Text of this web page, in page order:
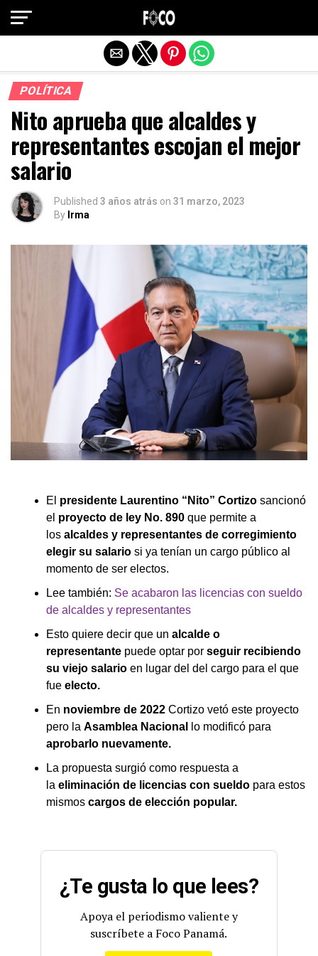
POLÍTICA
Nito aprueba que alcaldes y
representantes escojan el mejor
salario
Published 3 años atrás on 31 marzo, 2023
By Irma
El presidente Laurentino “Nito” Cortizo sancionó
el proyecto de ley No. 890 que permite a
los alcaldes y representantes de corregimiento
elegir su salario si ya tenían un cargo público al
momento de ser electos.
Lee también: Se acabaron las licencias con sueldo
de alcaldes y representantes
Esto quiere decir que un alcalde o
representante puede optar por seguir recibiendo
su viejo salario en lugar del del cargo para el que
fue electo.
En noviembre de 2022 Cortizo vetó este proyecto
pero la Asamblea Nacional
lo modificó para
aprobarlo nuevamente.
La propuesta surgió como respuesta a
la eliminación de licencias con sueldo para estos
mismos cargos de elección popular.
¿Te gusta lo que lees?
Apoya el periodismo valiente y
suscríbete a Foco Panamá.
Salir de la versión móvil